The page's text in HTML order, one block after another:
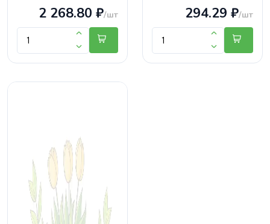
2 268.80 ₽/шт 294.29 ₽/шт